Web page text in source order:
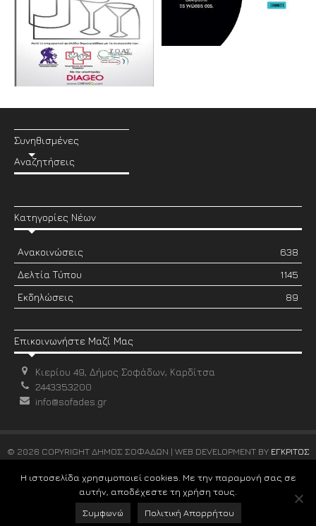
Συνηθισμένες
Αναζητήσεις
Κατηγορίες Νέων
Ανακοινώσεις
638
Δελτία Τύπου
1145
Εκδηλώσεις
89
Επικοινωνήστε Μαζί Μας
Κιερίου 49, Δήμος Σοφάδων, Καρδίτσα
2443353200
info@sofades.gr
© 2026 COPYRIGHT ΔΗΜΟΣ ΣΟΦΑΔΩΝ | WEB DEVELOPMENT BY ΕΓΚΡΙΤΟΣ
Η ιστοσελίδα χρησιμοποιεί cookies. Με την παραμονή σας σε
αυτήν, αποδέχεστε τη χρήση τους.
Συμφωνώ
Πολιτική Απορρήτου